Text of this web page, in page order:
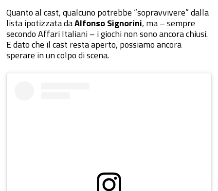
Quanto al cast, qualcuno potrebbe “sopravvivere” dalla
lista ipotizzata daAlfonso Signorini, ma – sempre
secondo Affari Italiani – i giochi non sono ancora chiusi.
E dato che il cast resta aperto, possiamo ancora
sperare in un colpo di scena.